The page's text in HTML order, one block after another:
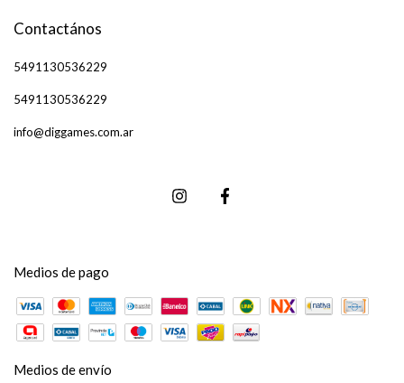
Contactános
5491130536229
5491130536229
info@diggames.com.ar
Medios de pago
Medios de envío